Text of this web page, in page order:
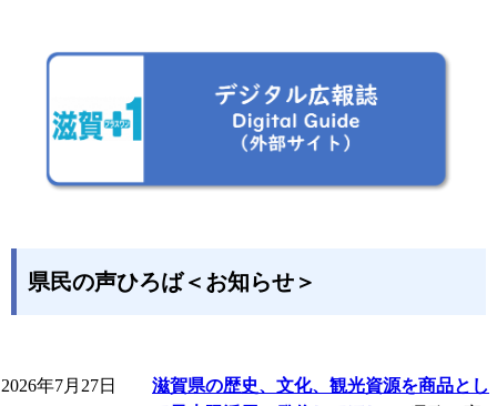
県民の声ひろば＜お知らせ＞
2026年7月27日
滋賀県の歴史、文化、観光資源を商品とし